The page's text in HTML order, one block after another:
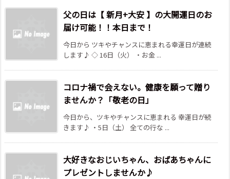
父の日は【 新月+大安 】の大開運日のお
届け可能！！本日まで！
今日から ツキやチャンスに恵まれる幸運日が連続
します♪ ◇ 16日（火） ・お金 ...
コロナ禍で会えない。健康を願って贈り
ませんか？「敬老の日」
今日から、ツキやチャンスに恵まれる 幸運日が続
きます♪ ・5日（土） 全ての行な ...
大好きなおじいちゃん、おばあちゃんに
プレゼントしませんか♪